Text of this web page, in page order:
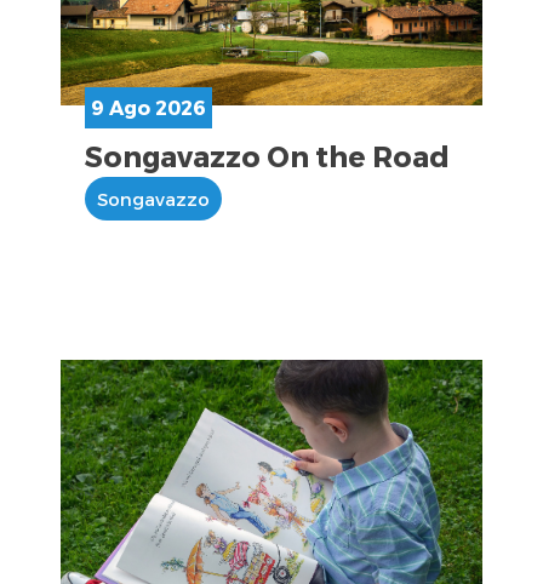
9 Ago 2026
Songavazzo On the Road
Songavazzo